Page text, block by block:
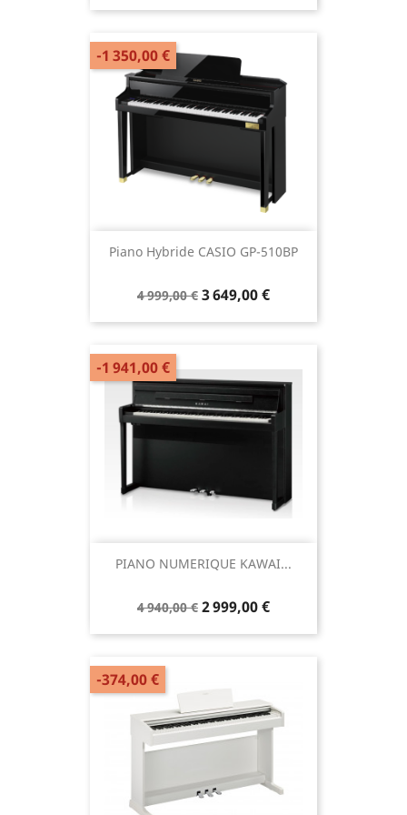
Piano Hybride CASIO GP-510BP
4 999,00 € 3 649,00 €
-1 350,00 €
PIANO NUMERIQUE KAWAI...
4 940,00 € 2 999,00 €
-1 941,00 €
-374,00 €